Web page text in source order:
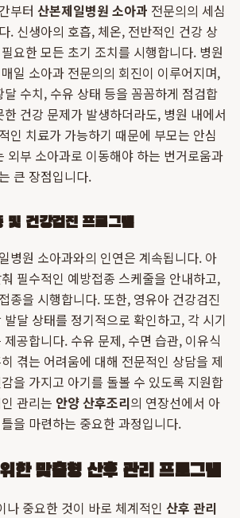
부터 산본제일병원 소아과 전문의의 세심
. 신생아의 호흡, 체온, 전반적인 건강 상
요한 모든 초기 조치를 시행합니다. 병원
일 소아과 전문의의 회진이 이루어지며,
수치, 수유 상태 등을 꼼꼼하게 점검합
건강 문제가 발생하더라도, 병원 내에서
인 치료가 가능하기 때문에 부모는 안심
외부 소아과로 이동해야 하는 번거로움과
큰 장점입니다.
및 건강검진 프로그램
병원 소아과와의 인연은 계속됩니다. 아
필수적인 예방접종 스케줄을 안내하고,
종을 시행합니다. 또한, 영유아 건강검진
달 상태를 정기적으로 확인하고, 각 시기
공합니다. 수유 문제, 수면 습관, 이유식
겪는 어려움에 대해 전문적인 상담을 제
을 가지고 아기를 돌볼 수 있도록 지원합
관리는 안양 산후조리의 연장선에서 아
을 마련하는 중요한 과정입니다.
한 맞춤형 산후 관리 프로그램
나 중요한 것이 바로 체계적인 산후 관리